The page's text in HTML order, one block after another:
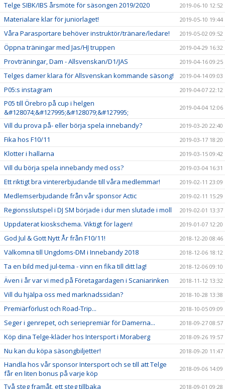
Telge SIBK/IBS årsmöte för säsongen 2019/2020 2019-06-10 12:52
Materialare klar för juniorlaget! 2019-05-10 19:44
Våra Parasportare behöver instruktör/tränare/ledare! 2019-05-02 09:52
Öppna träningar med Jas/HJ truppen 2019-04-29 16:32
Provträningar, Dam - Allsvenskan/D1/JAS 2019-04-16 09:25
Telges damer klara för Allsvenskan kommande säsong! 2019-04-14 09:03
P05:s instagram 2019-04-07 22:12
P05 till Örebro på cup i helgen
&#128074;&#127995;&#128079;&#127995;
2019-04-04 12:06
Vill du prova på- eller börja spela innebandy? 2019-03-20 22:40
Fika hos F10/11 2019-03-17 18:20
Klotter i hallarna 2019-03-15 09:42
Vill du börja spela innebandy med oss? 2019-03-04 16:31
Ett riktigt bra vintererbjudande till våra medlemmar! 2019-02-11 23:09
Medlemserbjudande från vår sponsor Actic 2019-02-11 15:29
Regionsslutspel i DJ SM började i dur men slutade i moll 2019-02-01 13:37
Uppdaterat kioskschema. Viktigt för lagen! 2019-01-07 12:20
God Jul & Gott Nytt År från F10/11! 2018-12-20 08:46
Välkomna till Ungdoms-DM i Innebandy 2018 2018-12-06 18:12
Ta en bild med jul-tema - vinn en fika till ditt lag! 2018-12-06 09:10
Även i år var vi med på Företagardagen i Scaniarinken 2018-11-12 13:32
Vill du hjälpa oss med marknadssidan? 2018-10-28 13:38
Premiärförlust och Road-Trip... 2018-10-05 09:09
Seger i genrepet, och seriepremiär för Damerna... 2018-09-27 08:57
Köp dina Telge-kläder hos Intersport i Moraberg 2018-09-26 19:57
Nu kan du köpa säsongbiljetter! 2018-09-20 11:47
Handla hos vår sponsor Intersport och se till att Telge
får en liten bonus på varje köp
2018-09-06 14:09
Två steg framåt, ett steg tillbaka 2018-09-01 09:28